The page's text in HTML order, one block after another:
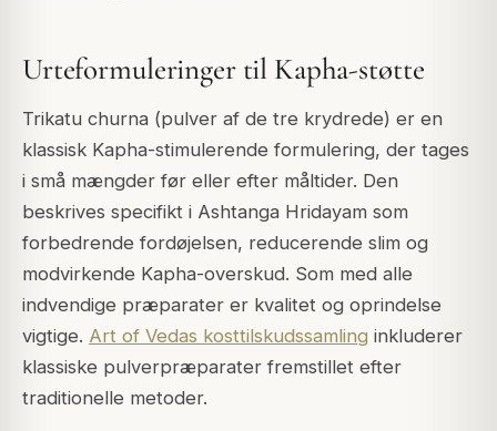
Urteformuleringer til Kapha-støtte
Trikatu churna (pulver af de tre krydrede) er en
klassisk Kapha-stimulerende formulering, der tages
i små mængder før eller efter måltider. Den
beskrives specifikt i Ashtanga Hridayam som
forbedrende fordøjelsen, reducerende slim og
modvirkende Kapha-overskud. Som med alle
indvendige præparater er kvalitet og oprindelse
vigtige. Art of Vedas kosttilskudssamling inkluderer
klassiske pulverpræparater fremstillet efter
traditionelle metoder.